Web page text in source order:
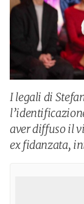
I legali di
aver diffuso il
ex fidanzata,